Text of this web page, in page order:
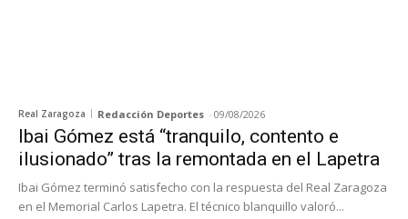
Real Zaragoza Redacción Deportes - 09/08/2026
Ibai Gómez está “tranquilo, contento e
ilusionado” tras la remontada en el Lapetra
Ibai Gómez terminó satisfecho con la respuesta del Real Zaragoza
en el Memorial Carlos Lapetra. El técnico blanquillo valoró...